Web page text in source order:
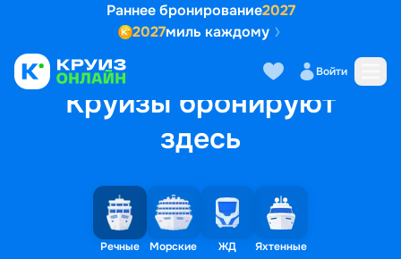
Раннее бронирование2027
2027миль каждому
Войти
Круизы бронируют
здесь
Речные Морские ЖД Яхтенные